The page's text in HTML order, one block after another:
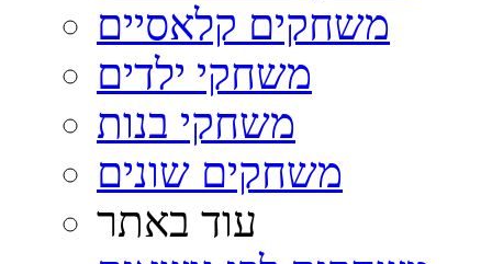
משחקים קלאסיים
משחקי ילדים
משחקי בנות
משחקים שונים
עוד באתר